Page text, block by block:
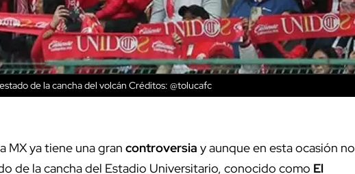
de la cancha del volcán Créditos: @tolucafc
MX ya tiene una gran controversia y aunque en esta ocasión no
de la cancha del Estadio Universitario, conocido como El